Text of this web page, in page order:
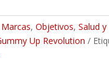
Marcas, Objetivos, Salud
Up Revolution